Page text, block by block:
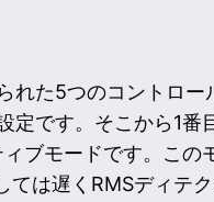
た5つのコントロー
です。そこから1番
ブモードです。この
は遅くRMSディテク